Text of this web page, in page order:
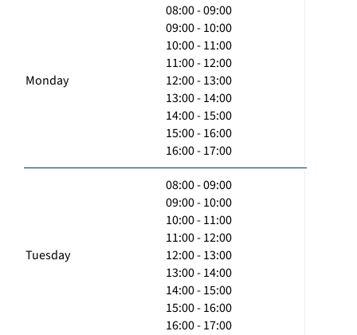
Monday
08:00 - 09:00
09:00 - 10:00
10:00 - 11:00
11:00 - 12:00
12:00 - 13:00
13:00 - 14:00
14:00 - 15:00
15:00 - 16:00
16:00 - 17:00
Tuesday
08:00 - 09:00
09:00 - 10:00
10:00 - 11:00
11:00 - 12:00
12:00 - 13:00
13:00 - 14:00
14:00 - 15:00
15:00 - 16:00
16:00 - 17:00